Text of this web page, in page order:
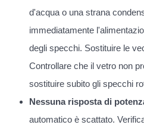
d'acqua o una strana
immediatamente
degli specchi. Sostituire le
Controllare che il vetro non
sostituire subito gli specchi
Nessuna risposta di
automatico è scattato.